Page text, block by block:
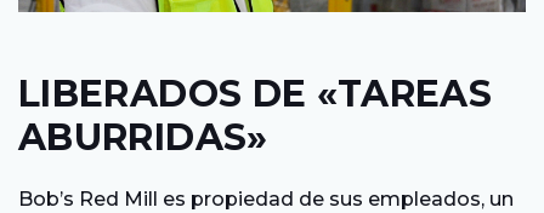
LIBERADOS DE «TAREAS
ABURRIDAS»
Bob’s Red Mill es propiedad de sus empleados, un